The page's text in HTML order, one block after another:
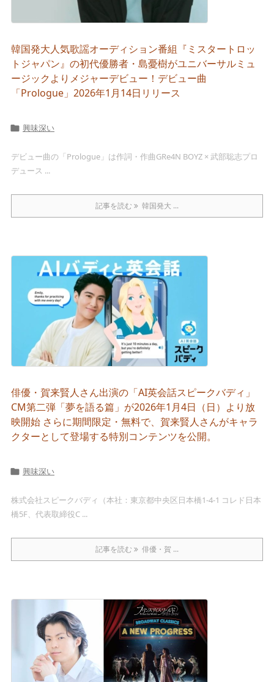
韓国発大人気歌謡オーディション番組『ミスタートロッ
トジャパン』の初代優勝者・島憂樹がユニバーサルミュ
ージックよりメジャーデビュー！デビュー曲
「Prologue」2026年1月14日リリース
 興味深い
デビュー曲の「Prologue」は作詞・作曲GRe4N BOYZ × 武部聡志プロ
デュース ...
記事を読む 韓国発大 ...
俳優・賀来賢人さん出演の「AI英会話スピークバディ」
CM第二弾「夢を語る篇」が2026年1月4日（日）より放
映開始 さらに期間限定・無料で、賀来賢人さんがキャラ
クターとして登場する特別コンテンツを公開。
 興味深い
株式会社スピークバディ（本社：東京都中央区日本橋1-4-1 コレド日本
橋5F、代表取締役C ...
記事を読む 俳優・賀 ...